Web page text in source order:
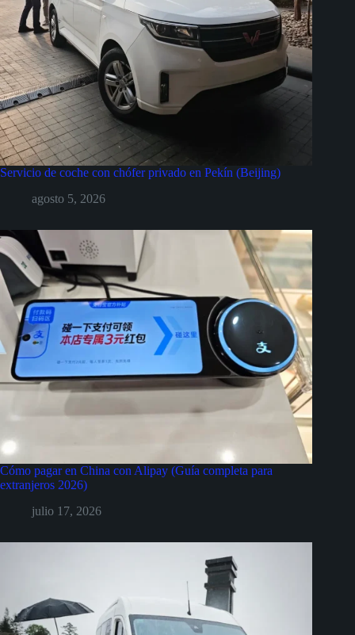
Servicio de coche con chófer privado en Pekín (Beijing)
agosto 5, 2026
Cómo pagar en China con Alipay (Guía completa para
extranjeros 2026)
julio 17, 2026